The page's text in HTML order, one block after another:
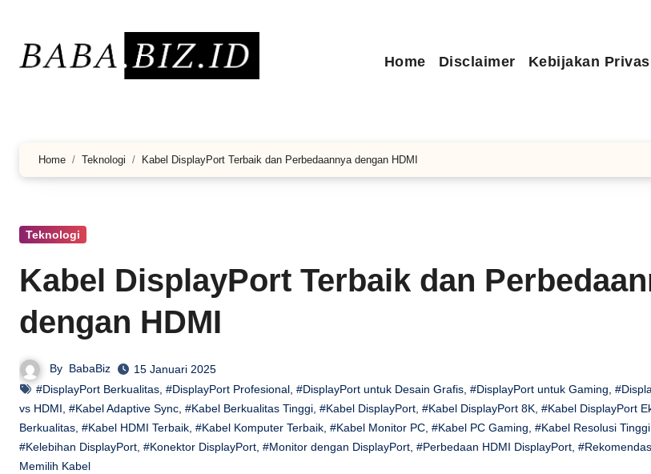
konten
Home Disclaimer Kebijakan
Home Teknologi Kabel DisplayPort Terbaik dan Perbedaannya dengan HDMI
Teknologi
Kabel DisplayPort Terbaik dan
dengan HDMI
By BabaBiz
15 Januari 2025
#DisplayPort Berkualitas, #DisplayPort Profesional, #DisplayPort untuk Desain Grafis, #DisplayPort untuk Gaming,
vs HDMI, #Kabel Adaptive Sync, #Kabel Berkualitas Tinggi, #Kabel DisplayPort, #Kabel DisplayPort 8K, #Kabel DisplayPort
Berkualitas, #Kabel HDMI Terbaik, #Kabel Komputer Terbaik, #Kabel Monitor PC, #Kabel PC Gaming, #Kabel Resolusi Tinggi
#Kelebihan DisplayPort, #Konektor DisplayPort, #Monitor dengan DisplayPort, #Perbedaan HDMI DisplayPort,
Memilih Kabel